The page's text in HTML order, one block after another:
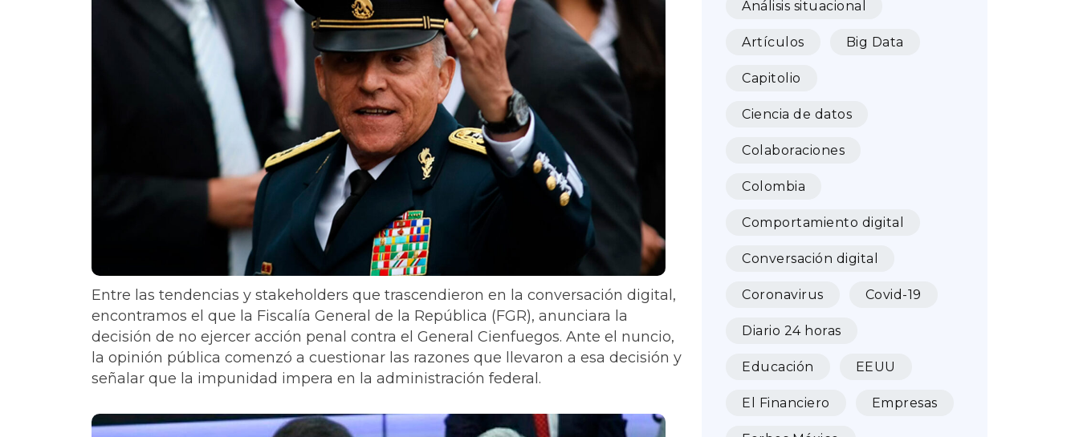
Entre las tendencias y stakeholders que trascendieron en la conversación digital,
encontramos el que la Fiscalía General de la República (FGR), anunciara la
decisión de no ejercer acción penal contra el General Cienfuegos. Ante el nuncio,
la opinión pública comenzó a cuestionar las razones que llevaron a esa decisión y
señalar que la impunidad impera en la administración federal.
Análisis situacional
Artículos Big Data
Capitolio
Ciencia de datos
Colaboraciones
Colombia
Comportamiento digital
Conversación digital
Coronavirus Covid-19
Diario 24 horas
Educación EEUU
El Financiero Empresas